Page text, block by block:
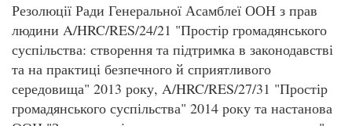
Резолюції Ради Генеральної Асамблеї ООН з прав
людини A/HRC/RES/24/21 "Простір громадянського
суспільства: створення та підтримка в законодавстві
та на практиці безпечного й сприятливого
середовища" 2013 року, A/HRC/RES/27/31 "Простір
громадянського суспільства" 2014 року та настанова